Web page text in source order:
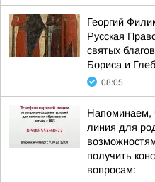
Георгий
Русская
святых
Бориса и
08:05
Напоминаем,
линия для
получить
вопросам: